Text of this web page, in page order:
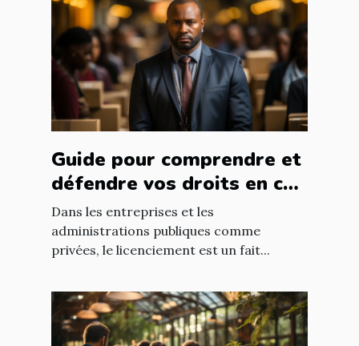
Guide pour comprendre et
défendre vos droits en cas
de licenciement abusif
Dans les entreprises et les
administrations publiques comme
privées, le licenciement est un fait...